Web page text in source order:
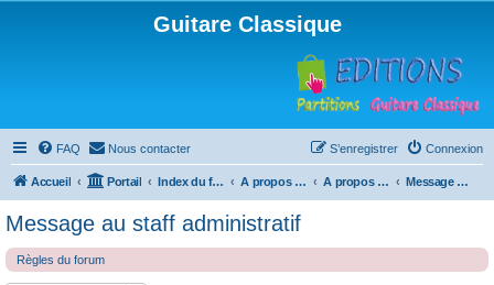
Guitare Classique
FAQ Nous contacter Connexion
S’enregistrer
Accueil Portail Index du forum A propos du forum A propos du forum Message au staff administratif
Message au staff administratif
Règles du forum